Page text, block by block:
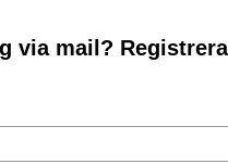
via mail?